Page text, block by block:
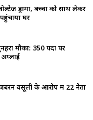
ड्रामा, बच्चों को साथ लेकर
घर
मौका: 350 पदों पर
वसूली के आरोप में 22 नेता